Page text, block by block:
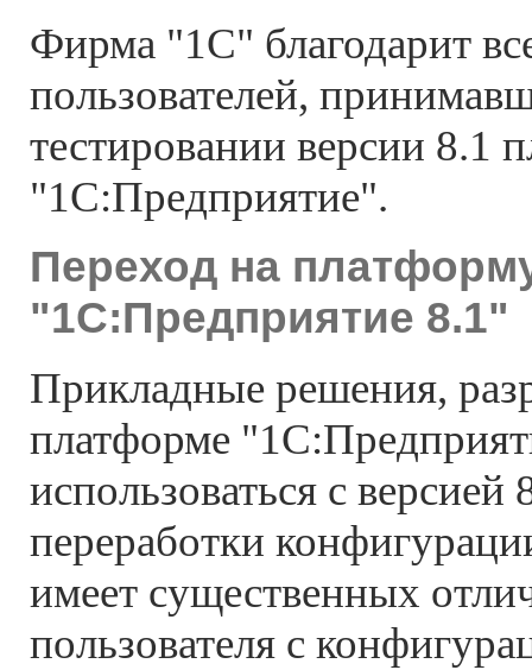
Фирма "1С" благодарит
пользователей,
тестировании версии 8.1
"1С:Предприятие".
Переход на
"1С:Предприятие 8.1"
Прикладные решения,
платформе
использоваться с
переработки
имеет существенных
пользователя с